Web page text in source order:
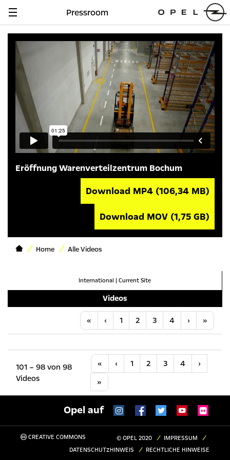
Navigation
Pressroom
Eröffnung Warenverteilzentrum Bochum
Download MP4 (106,34 MB)
Download MOV (1,75 GB)
Home Alle Videos
International | Current Site
Videos
« Anfang
‹ Vorherige
1 2 3 4 ›Nächste
»
101 – 98 von 98
Videos
« Anfang
‹ Vorherige
1 2 3 4 ›Nächste
»
Opel auf
CREATIVE COMMONS © OPEL 2020
IMPRESSUM
DATENSCHUTZHINWEIS
RECHTLICHE HINWEISE